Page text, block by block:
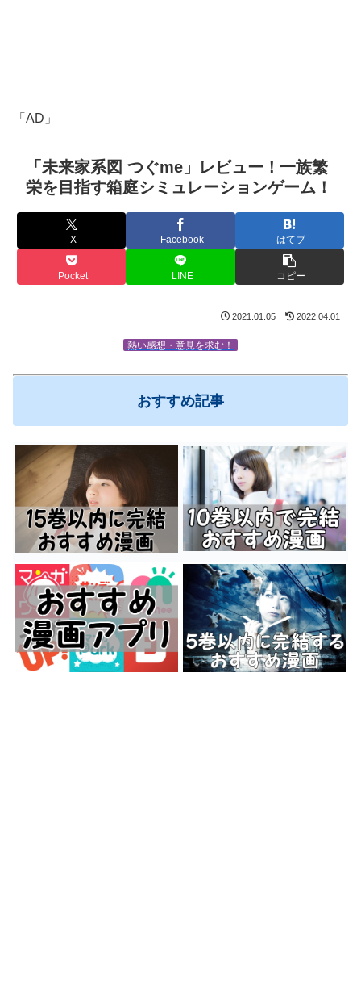
「AD」
「未来家系図 つぐme」レビュー！一族繁
栄を目指す箱庭シミュレーションゲーム！
X Facebook はてブ
Pocket LINE コピー
2021.01.05 2022.04.01
熱い感想・意見を求む！
おすすめ記事